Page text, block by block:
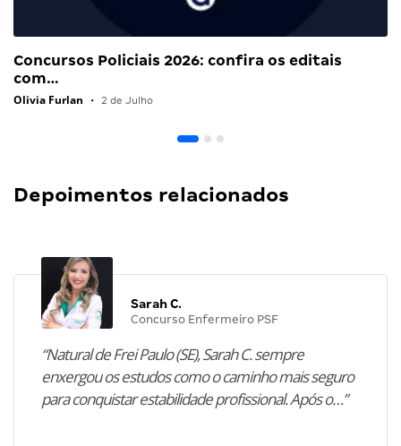
Concursos Policiais 2026: confira os editais
com…
Olivia Furlan • 2 de Julho
Depoimentos relacionados
Sarah C.
Concurso Enfermeiro PSF
“Natural de Frei Paulo (SE), Sarah C. sempre
enxergou os estudos como o caminho mais seguro
para conquistar estabilidade profissional. Após o…”